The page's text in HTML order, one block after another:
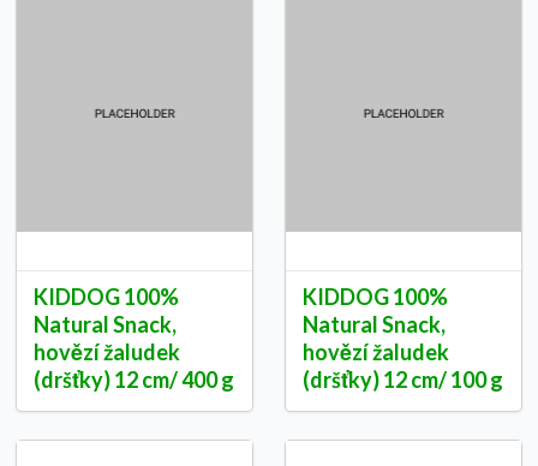
KIDDOG 100%
Natural Snack,
hovězí žaludek
(dršťky) 12 cm/ 400 g
KIDDOG 100%
Natural Snack,
hovězí žaludek
(dršťky) 12 cm/ 100 g